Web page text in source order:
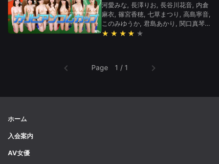
河愛みな, 長澤りお, 長谷川花音, 内倉
麻衣, 篠宮香穂, 七草まつり, 高島寧音,
このみゆうか, 君島あかり, 関口真琴,
宮下ちはる, 南野リカ, 知念仁絵
★★★★
Page 1 / 1
ホーム
入会案内
AV女優